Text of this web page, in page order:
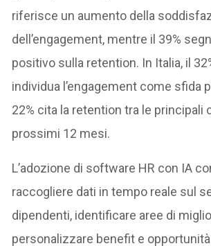
riferisce un aumento della
dell’engagement, mentre il 39%
positivo sulla retention. In Italia, il
individua l’engagement come sfida
22% cita la retention tra le principali
prossimi 12 mesi.
L’adozione di software HR con IA
raccogliere dati in tempo reale sul
dipendenti, identificare aree di
personalizzare benefit e